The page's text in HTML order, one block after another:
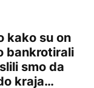
gotovo
kako su on
bankrotirali
smo da
kraja